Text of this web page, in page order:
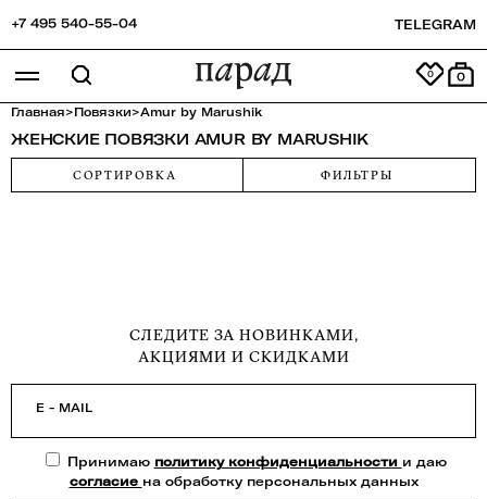
+7 495 540-55-04 TELEGRAM
0
Главная>Повязки>Amur by Marushik
ЖЕНСКИЕ ПОВЯЗКИ AMUR BY MARUSHIK
СОРТИРОВКА ФИЛЬТРЫ
СЛЕДИТЕ ЗА НОВИНКАМИ,
АКЦИЯМИ И СКИДКАМИ
E - MAIL
Принимаю политику конфиденциальности и даю
согласие на обработку персональных данных